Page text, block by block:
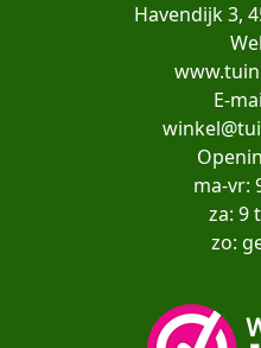
Havendijk 3,
E-
ma-vr:
za: 9
zo: